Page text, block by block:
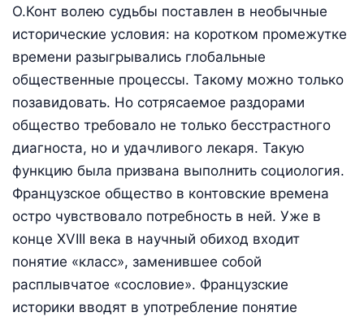
О.Конт волею судьбы поставлен в необычные
исторические условия: на коротком промежутке
времени разыгрывались глобальные
общественные процессы. Такому можно только
позавидовать. Но сотрясаемое раздорами
общество требовало не только бесстрастного
диагноста, но и удачливого лекаря. Такую
функцию была призвана выполнить социология.
Французское общество в контовские времена
остро чувствовало потребность в ней. Уже в
конце XVIII века в научный обиход входит
понятие «класс», заменившее собой
расплывчатое «сословие». Французские
историки вводят в употребление понятие